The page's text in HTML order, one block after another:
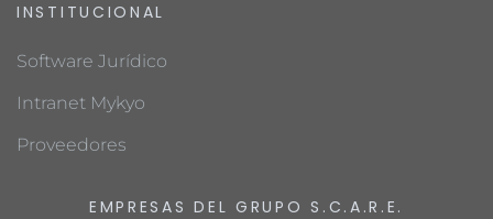
INSTITUCIONAL
Software Jurídico
Intranet Mykyo
Proveedores
EMPRESAS DEL GRUPO S.C.A.R.E.